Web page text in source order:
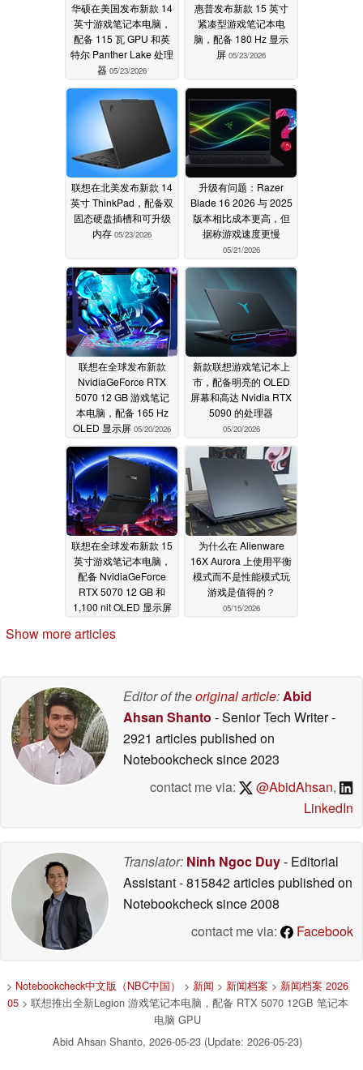
华硕在美国发布新款 14
英寸游戏笔记本电脑，
配备 115 瓦 GPU 和英
特尔 Panther Lake 处理
器 05/23/2026
惠普发布新款 15 英寸
紧凑型游戏笔记本电
脑，配备 180 Hz 显示
屏 05/23/2026
联想在北美发布新款 14
英寸 ThinkPad，配备双
固态硬盘插槽和可升级
内存 05/23/2026
升级有问题：Razer
Blade 16 2026 与 2025
版本相比成本更高，但
据称游戏速度更慢
05/21/2026
联想在全球发布新款
NvidiaGeForce RTX
5070 12 GB 游戏笔记
本电脑，配备 165 Hz
OLED 显示屏 05/20/2026
新款联想游戏笔记本上
市，配备明亮的 OLED
屏幕和高达 Nvidia RTX
5090 的处理器
05/20/2026
联想在全球发布新款 15
英寸游戏笔记本电脑，
配备 NvidiaGeForce
RTX 5070 12 GB 和
1,100 nit OLED 显示屏
为什么在 Alienware
16X Aurora 上使用平衡
模式而不是性能模式玩
游戏是值得的？
05/15/2026
Show more articles
Editor of theoriginal article:Abid
Ahsan Shanto - Senior Tech Writer-
2921 articles published on
Notebookchecksince 2023
contact me via:
@AbidAhsan,
LinkedIn
Translator: Ninh Ngoc Duy- Editorial
Assistant- 815842 articles published on
Notebookchecksince 2008
contact me via:
Facebook
> Notebookcheck中文版（NBC中国） > 新闻 > 新闻档案 > 新闻档案 2026
05> 联想推出全新Legion 游戏笔记本电脑，配备 RTX 5070 12GB 笔记本
电脑 GPU
Abid Ahsan Shanto, 2026-05-23 (Update: 2026-05-23)